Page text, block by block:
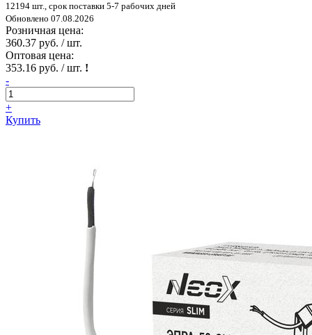
12194 шт., срок поставки 5-7 рабочих дней
Обновлено 07.08.2026
Розничная цена:
360.37 руб. / шт.
Оптовая цена:
353.16 руб. / шт. !
-
+
Купить